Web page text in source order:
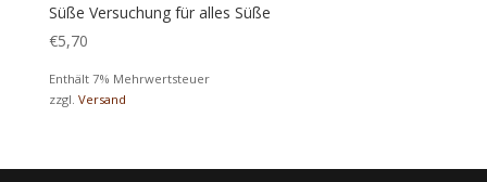
Süße Versuchung für alles Süße
€5,70
Enthält 7% Mehrwertsteuer
zzgl. Versand